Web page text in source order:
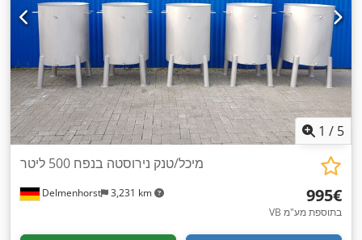
1 / 5
Delmenhorst 3,231 km
מיכל/טנק נירוסטה בנפח 500 ליטר
‏995 ‏€
VB בתוספת מע"מ